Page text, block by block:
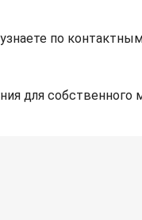
по
для собственного